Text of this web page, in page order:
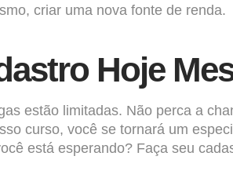
criar uma nova fonte de renda.
Hoje
estão limitadas. Não perca a
curso, você se tornará um
está esperando? Faça seu